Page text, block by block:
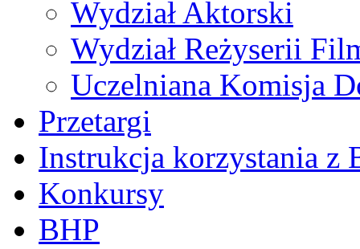
Wydział Aktorski
Wydział Reżyserii
Uczelniana Komisja
Przetargi
Instrukcja korzystania z
Konkursy
BHP